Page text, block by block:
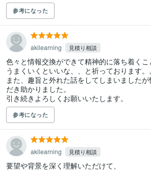
参考になった
akilearning 見積り相談
色々と情報交換ができて精神的に落ち着くこ
うまくいくといいな、、と祈っております。。
また、趣旨と外れた話をしてしまいました
だき助かりました。
引き続きよろしくお願いいたします。
参考になった
akilearning 見積り相談
要望や背景を深く理解いただけて、